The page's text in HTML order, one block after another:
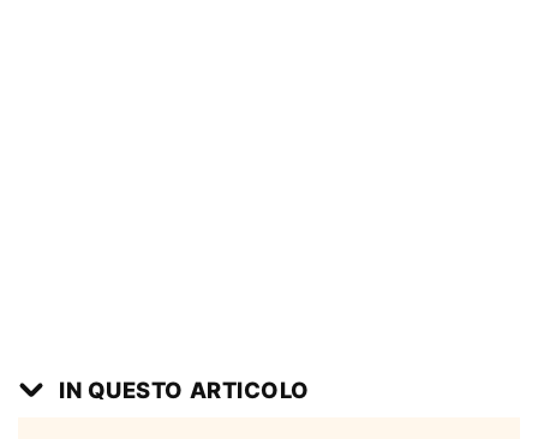
IN QUESTO ARTICOLO